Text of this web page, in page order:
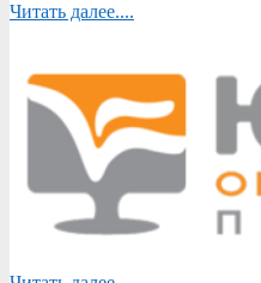
Читать далее....